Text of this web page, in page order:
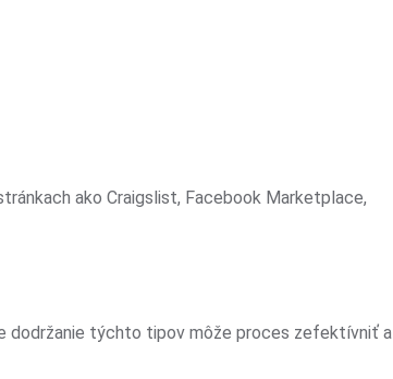
ako Craigslist, Facebook Marketplace,
dodržanie týchto tipov môže proces zefektívniť a